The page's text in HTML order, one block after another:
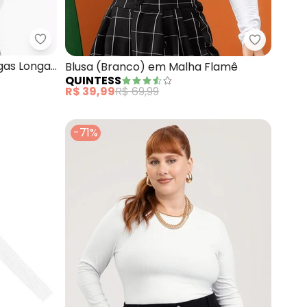
Moda Pop - Blusa (Off White) com Mangas
Longas
Quintess
Blusa (Branco) em Malha Flamê
QUINTESS
R$ 39,99R$ 69,99
-71%